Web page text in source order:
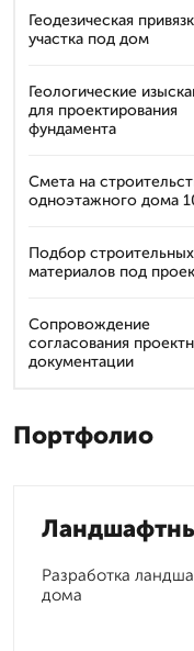
Геодезическая
участка под дом
Геологические
для проектирования
фундамента
Смета на
одноэтажного дома
Подбор строительных
материалов под
Сопровождение
согласования
документации
Портфолио
Разработка
дома